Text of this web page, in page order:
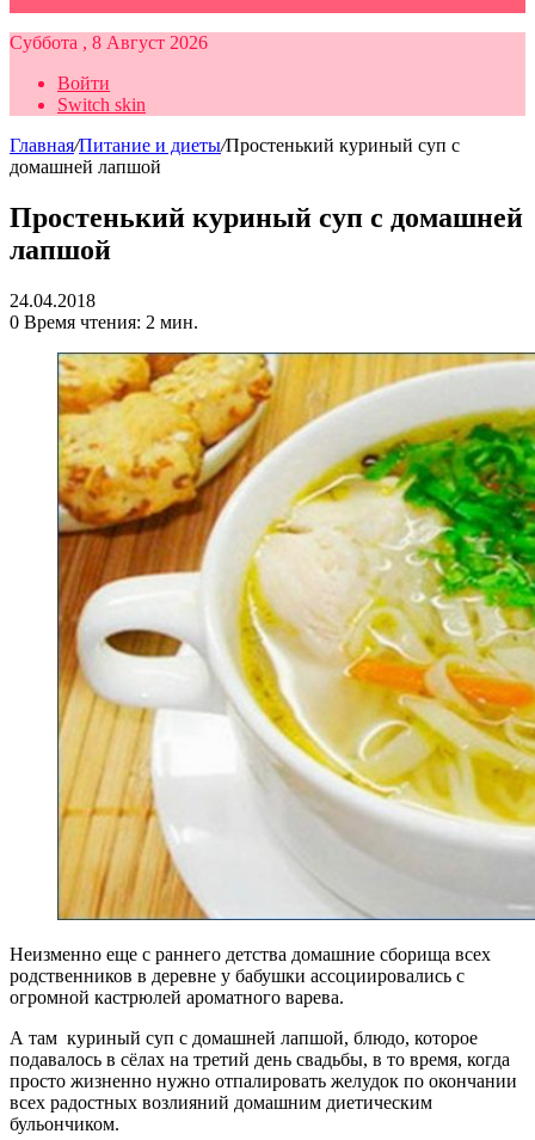
Суббота , 8 Август 2026
Войти
Switch skin
Главная/Питание и диеты/Простенький куриный суп с
домашней лапшой
Простенький куриный суп с домашней
лапшой
24.04.2018
0 Время чтения: 2 мин.
Неизменно еще с раннего детства домашние сборища всех
родственников в деревне у бабушки ассоциировались с
огромной кастрюлей ароматного варева.
А там куриный суп с домашней лапшой, блюдо, которое
подавалось в сёлах на третий день свадьбы, в то время, когда
просто жизненно нужно отпалировать желудок по окончании
всех радостных возлияний домашним диетическим
бульончиком.